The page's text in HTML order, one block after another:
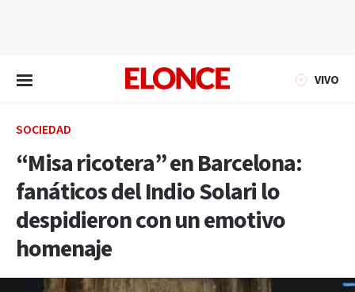
VIVO
SOCIEDAD
“Misa ricotera” en Barcelona:
fanáticos del Indio Solari lo
despidieron con un emotivo
homenaje